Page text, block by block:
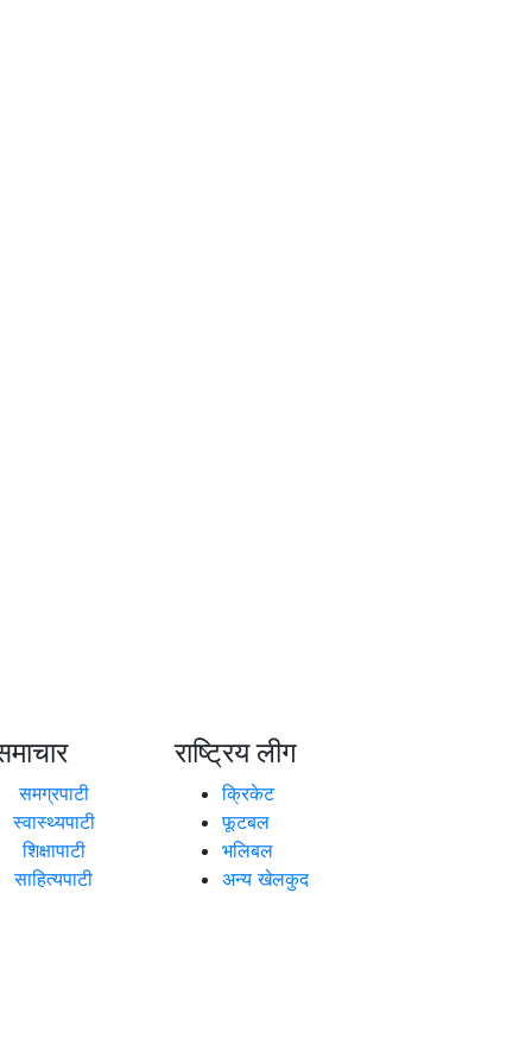
समग्रपाटी
स्वास्थ्यपाटी
शिक्षापाटी
साहित्यपाटी
राष्ट्रिय लीग
क्रिकेट
फूटबल
भलिबल
अन्य खेलकुद